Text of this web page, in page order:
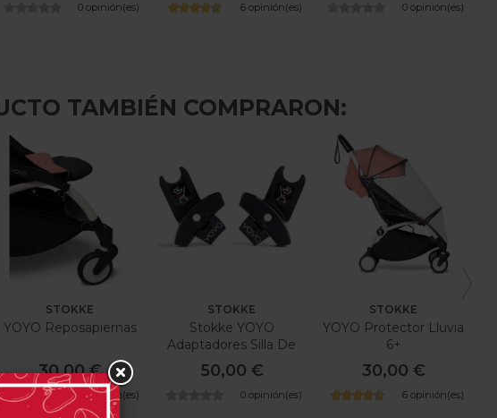
0 opinión(es) 6 opinión(es) 0 opinión(es)
TAMBIÉN COMPRARON:
STOKKE
YOYO Reposapiernas
30,00 €
8 opinión(es)
STOKKE
Stokke YOYO
Adaptadores Silla De
Auto
50,00 €
0 opinión(es)
STOKKE
YOYO Protector Lluvia
6+
30,00 €
6 opinión(es)